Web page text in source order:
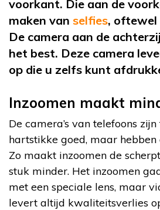
voorkant. Die aan de
maken van selfies, oftewel
De camera aan de
het best. Deze camera
op die u zelfs kunt
Inzoomen maakt
De camera’s van telefoons
hartstikke goed, maar hebben
Zo maakt inzoomen de
stuk minder. Het inzoomen
met een speciale lens, maar
levert altijd kwaliteitsverlies